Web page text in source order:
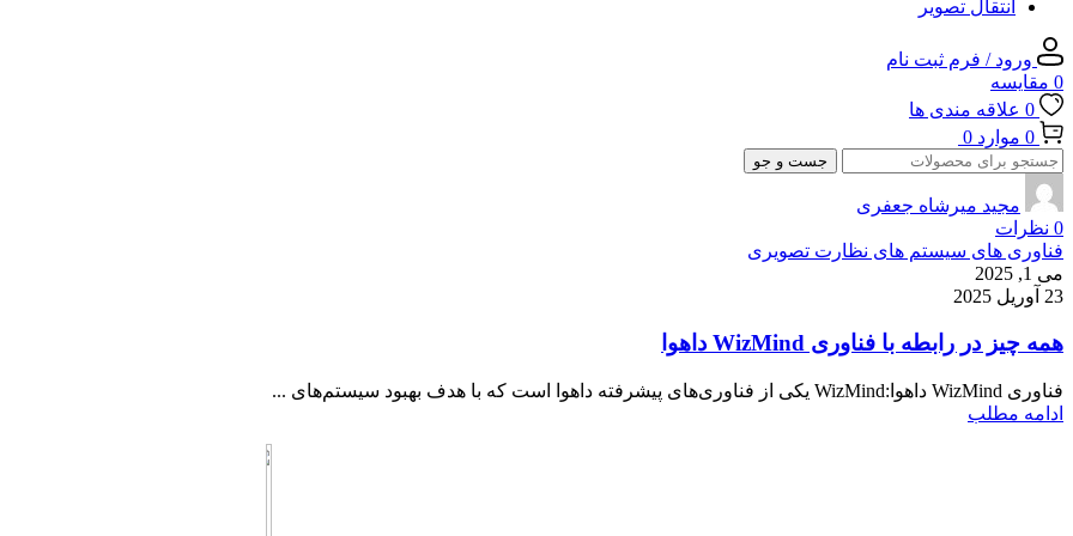
انتقال تصویر
ورود / فرم ثبت نام
0 مقایسه
0 علاقه مندی ها
0 موارد 0
جست و جو
مجید میرشاه جعفری
0 نظرات
فناوری های سیستم های نظارت تصویری
می 1, 2025
23 آوریل 2025
همه چیز در رابطه با فناوری WizMind داهوا
فناوری WizMind داهوا:WizMind یکی از فناوری‌های پیشرفته داهوا است که با هدف بهبود سیستم‌های ...
ادامه مطلب